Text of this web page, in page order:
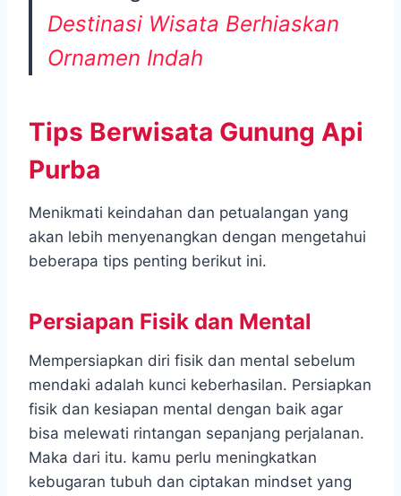
Destinasi Wisata Berhiaskan
Ornamen Indah
Tips Berwisata Gunung Api
Purba
Menikmati keindahan dan petualangan yang
akan lebih menyenangkan dengan mengetahui
beberapa tips penting berikut ini.
Persiapan Fisik dan Mental
Mempersiapkan diri fisik dan mental sebelum
mendaki adalah kunci keberhasilan. Persiapkan
fisik dan kesiapan mental dengan baik agar
bisa melewati rintangan sepanjang perjalanan.
Maka dari itu. kamu perlu meningkatkan
kebugaran tubuh dan ciptakan mindset yang